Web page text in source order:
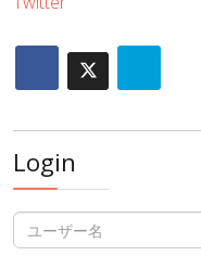
Login
ユーザー名